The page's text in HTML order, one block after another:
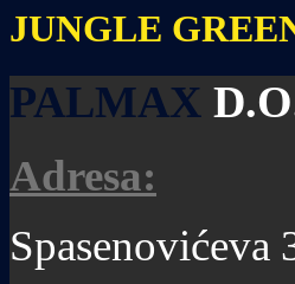
JUNGLE
PALMAX
Adresa:
Spasenovićeva